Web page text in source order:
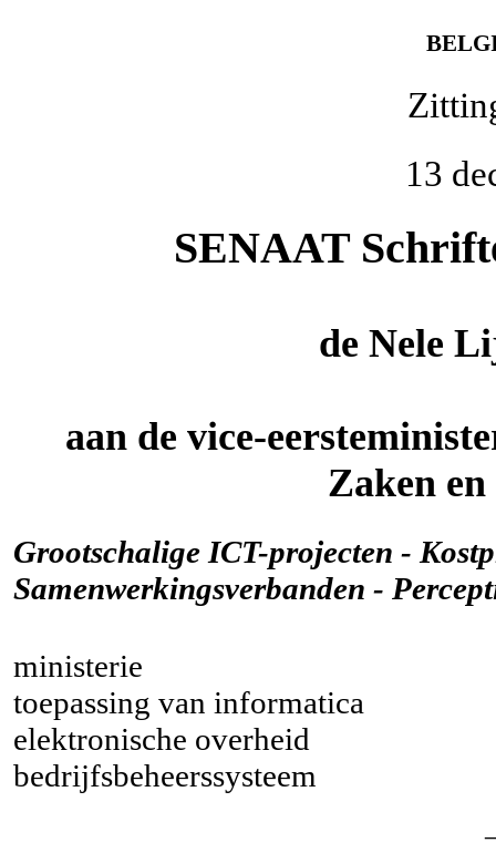
13
SENAAT
de Nele
aan de vice-
Zaken
Grootschalige ICT-projecten -
Samenwerkingsverbanden -
ministerie
toepassing van informatica
elektronische overheid
bedrijfsbeheerssysteem